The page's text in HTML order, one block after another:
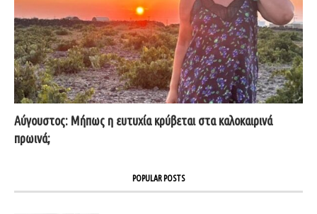
Αύγουστος: Μήπως η ευτυχία κρύβεται στα καλοκαιρινά
πρωινά;
POPULAR POSTS